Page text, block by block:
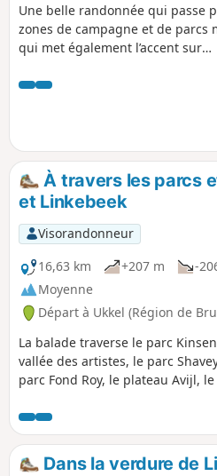
Une belle randonnée qui passe
zones de campagne et de parcs
qui met également l’accent sur
de la capitale.
À travers les parcs
et Linkebeek
Visorandonneur
16,63 km
+207 m -
Moyenne
Départ à Ukkel (Région de
La balade traverse le parc
vallée des artistes, le parc
parc Fond Roy, le plateau Avijl,
Dans la verdure de